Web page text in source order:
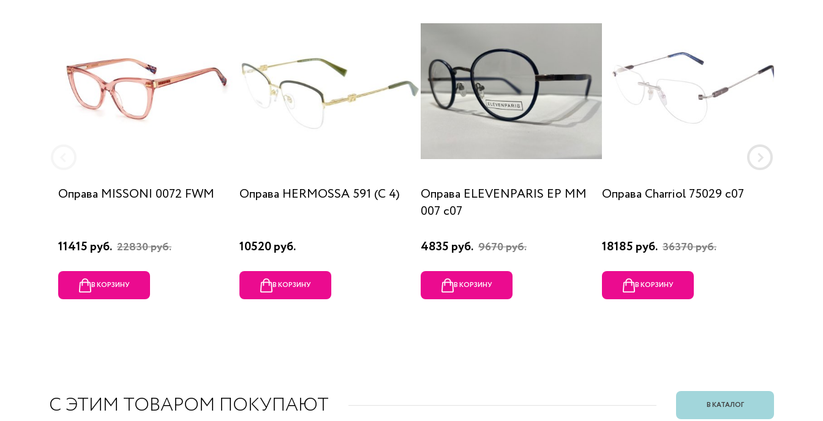
Оправа MISSONI 0072 FWM
11415 руб. 22830 руб.
В КОРЗИНУ
Оправа HERMOSSA 591 (C 4)
10520 руб.
В КОРЗИНУ
Оправа ELEVENPARIS EP MM
007 c07
4835 руб. 9670 руб.
В КОРЗИНУ
Оправа Charriol 75029 c07
18185 руб. 36370 руб.
В КОРЗИНУ
С ЭТИМ ТОВАРОМ ПОКУПАЮТ В КАТАЛОГ